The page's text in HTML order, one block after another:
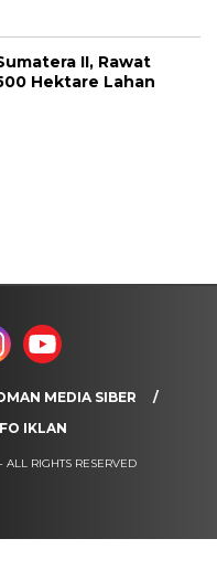
II, Rawat
Hektare Lahan
MEDIA SIBER
IKLAN
RIGHTS RESERVED